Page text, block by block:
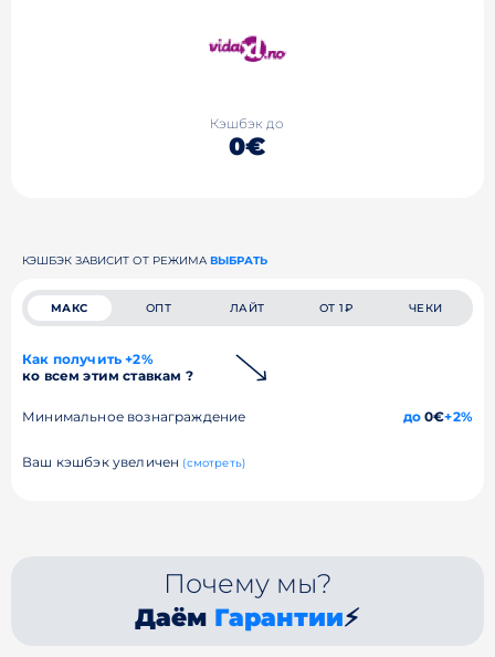
Кэшбэк до
0€
КЭШБЭК ЗАВИСИТ ОТ РЕЖИМА ВЫБРАТЬ
МАКС ОПТ ЛАЙТ ОТ 1₽ ЧЕКИ
Как получить +2%
ко всем этим ставкам ?
Минимальное вознаграждение до0€+2%
Ваш кэшбэк увеличен (смотреть)
Почему мы?
Даём Гарантии⚡